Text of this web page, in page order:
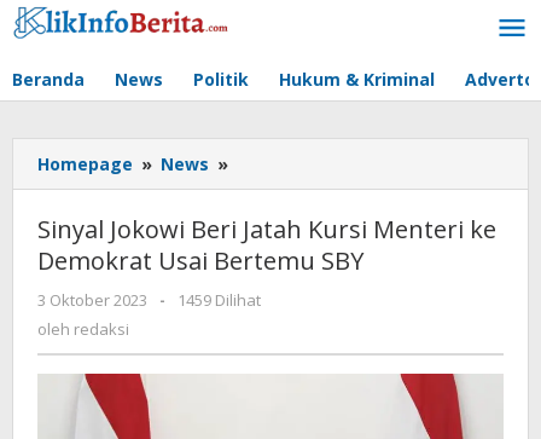
Lewati
ke
Beranda News Politik Hukum & Kriminal
Homepage » News »
Jokowi
Jatah
Kursi
Menteri
Sinyal Jokowi Beri Jatah Kursi Menteri ke
Demokrat Usai Bertemu SBY
3 Oktober 2023
oleh
-
1459 Dilihat
oleh redaksi